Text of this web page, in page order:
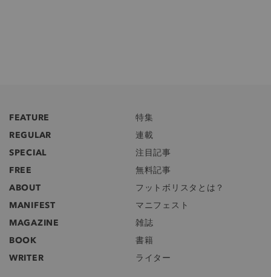
FEATURE
特集
REGULAR
連載
SPECIAL
注目記事
FREE
無料記事
ABOUT
フットボリスタとは？
MANIFEST
マニフェスト
MAGAZINE
雑誌
BOOK
書籍
WRITER
ライター